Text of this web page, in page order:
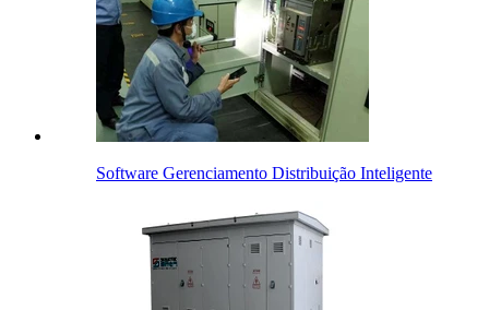
Software Gerenciamento Distribuição Inteligente